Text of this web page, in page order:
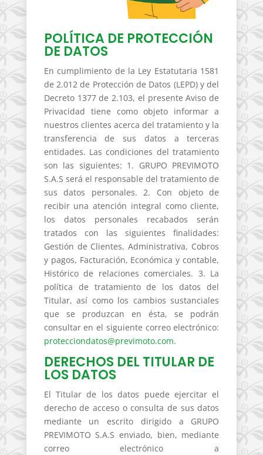
POLÍTICA DE PROTECCIÓN
DE DATOS
En cumplimiento de la Ley Estatutaria 1581
de 2.012 de Protección de Datos (LEPD) y del
Decreto 1377 de 2.103, el presente Aviso de
Privacidad tiene como objeto informar a
nuestros clientes acerca del tratamiento y la
transferencia de sus datos a terceras
entidades. Las condiciones del tratamiento
son las siguientes: 1. GRUPO PREVIMOTO
S.A.S será el responsable del tratamiento de
sus datos personales. 2. Con objeto de
recibir una atención integral como cliente,
los datos personales recabados serán
tratados con las siguientes finalidades:
Gestión de Clientes, Administrativa, Cobros
y pagos, Facturación, Económica y contable,
Histórico de relaciones comerciales. 3. La
política de tratamiento de los datos del
Titular, así como los cambios sustanciales
que se produzcan en ésta, se podrán
consultar en el siguiente correo electrónico:
protecciondatos@previmoto.com.
DERECHOS DEL TITULAR DE
LOS DATOS
El Titular de los datos puede ejercitar el
derecho de acceso o consulta de sus datos
mediante un escrito dirigido a GRUPO
PREVIMOTO S.A.S enviado, bien, mediante
correo electrónico a